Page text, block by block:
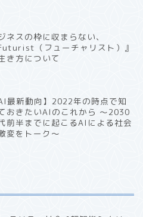
ネスの枠に収まらない、
（フューチャリスト）』
き方について
AI最新動向】2022年の時点で知
おきたいAIのこれから 〜2030
前半までに起こるAIによる社会
変をトーク〜